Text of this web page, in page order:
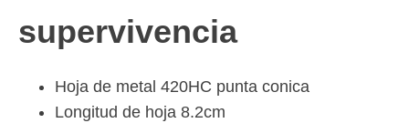
supervivencia
Hoja de metal 420HC punta conica
Longitud de hoja 8.2cm